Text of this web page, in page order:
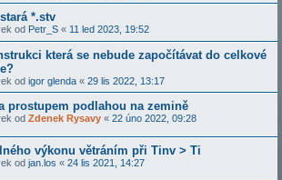
*.stv
od Petr_S « 11 led 2023, 19:52
která se nebude započítávat do celkové
od igor glenda « 29 lis 2022, 13:17
prostupem podlahou na zemině
od Zdenek Rysavy « 22 úno 2022, 09:28
výkonu větráním při Tinv > Ti
od jan.los « 24 lis 2021, 14:27